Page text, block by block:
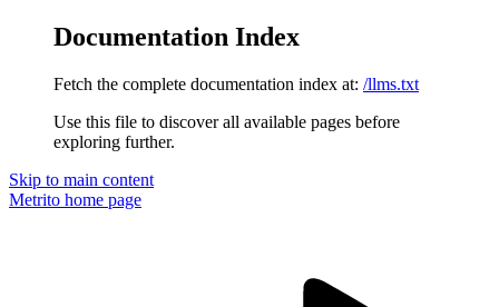
Documentation Index
Fetch the complete documentation index at: /llms.txt
Use this file to discover all available pages before
exploring further.
Skip to main content
Metrito home page